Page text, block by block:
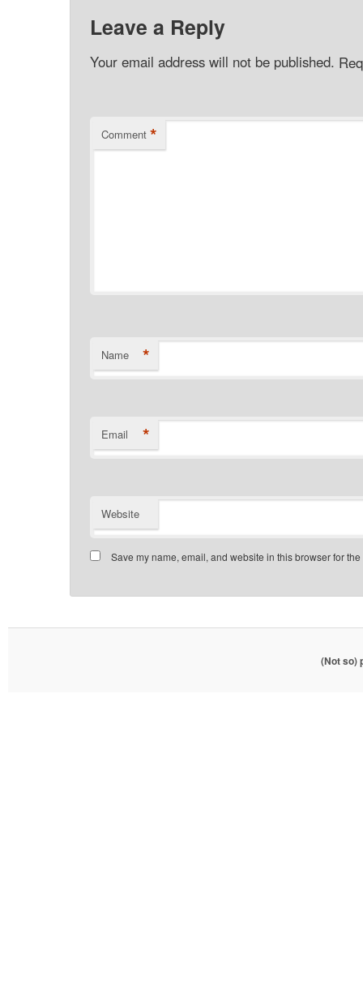
Leave a Reply
Your email address will not be published.
Comment *
Name *
Email *
Website
Save my name, email, and website in this browser for
(Not so)